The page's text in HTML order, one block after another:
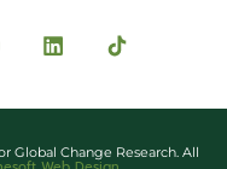
Global Change Research. All